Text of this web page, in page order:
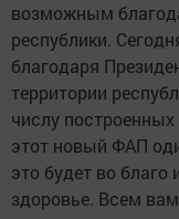
возможным
республики.
благодаря
территории
числу построенных
этот новый ФАП
это будет во
здоровье. Всем